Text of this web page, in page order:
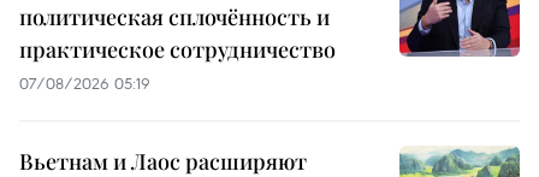
политическая сплочённость и
практическое сотрудничество
07/08/2026 05:19
Вьетнам и Лаос расширяют